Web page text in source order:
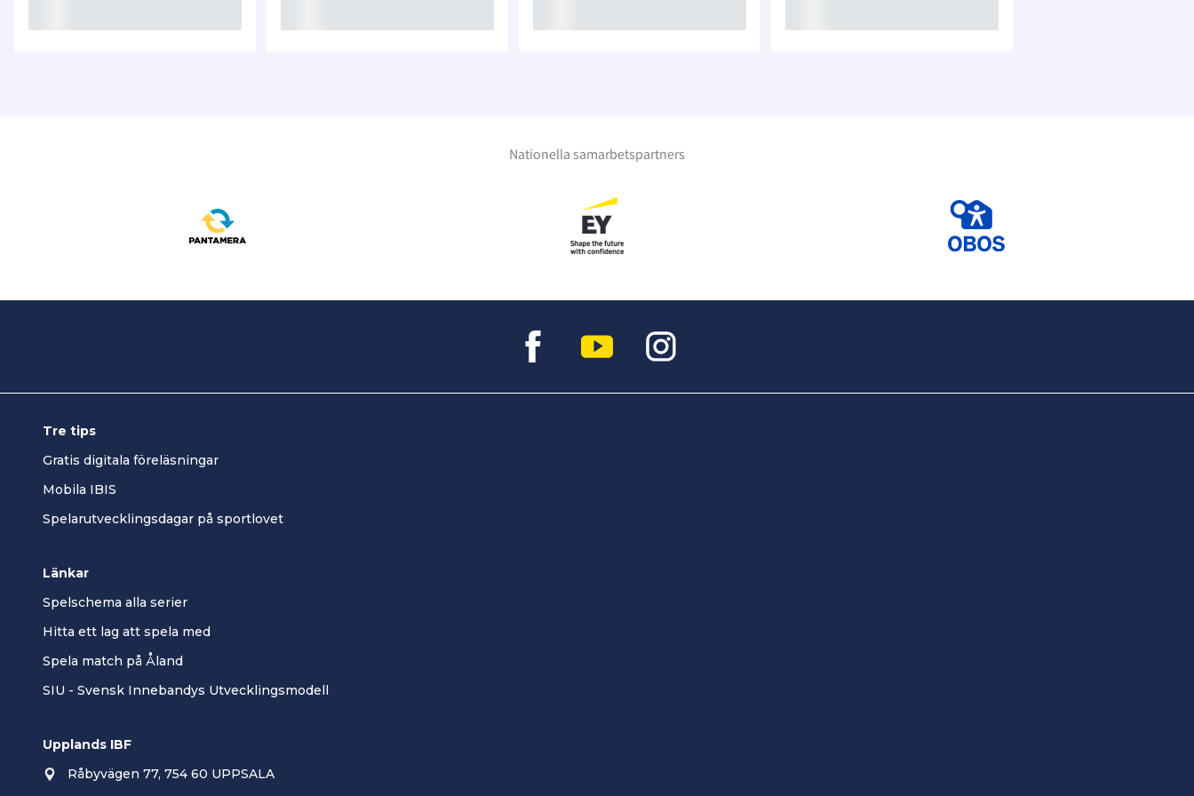
Nationella samarbetspartners
Tre tips
Gratis digitala föreläsningar
Mobila IBIS
Spelarutvecklingsdagar på sportlovet
Länkar
Spelschema alla serier
Hitta ett lag att spela med
Spela match på Åland
SIU - Svensk Innebandys Utvecklingsmodell
Upplands IBF
Råbyvägen 77, 754 60 UPPSALA